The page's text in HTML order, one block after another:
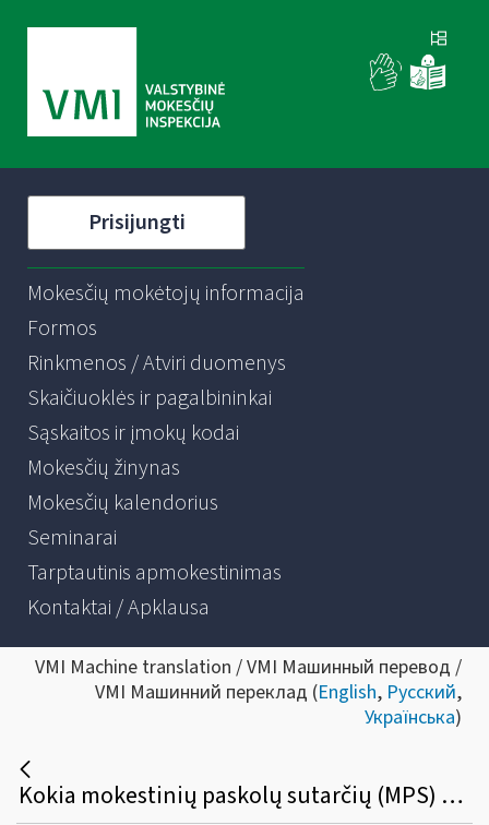
Prisijungti
Mokesčių mokėtojų informacija
Formos
Rinkmenos / Atviri duomenys
Skaičiuoklės ir pagalbininkai
Sąskaitos ir įmokų kodai
Mokesčių žinynas
Mokesčių kalendorius
Seminarai
Tarptautinis apmokestinimas
Kontaktai / Apklausa
VMI Machine translation / VMI Машинный перевод /
VMI Машинний переклад (English, Русский,
Українська)
Kokia mokestinių paskolų sutarčių (MPS) be palūkanų pakeitimo ir vykdymo tvarka gyventojams, kurių nesumokėtų mokesčių sumos buvo išdėstytos / atidėtos dėl COVID-19?